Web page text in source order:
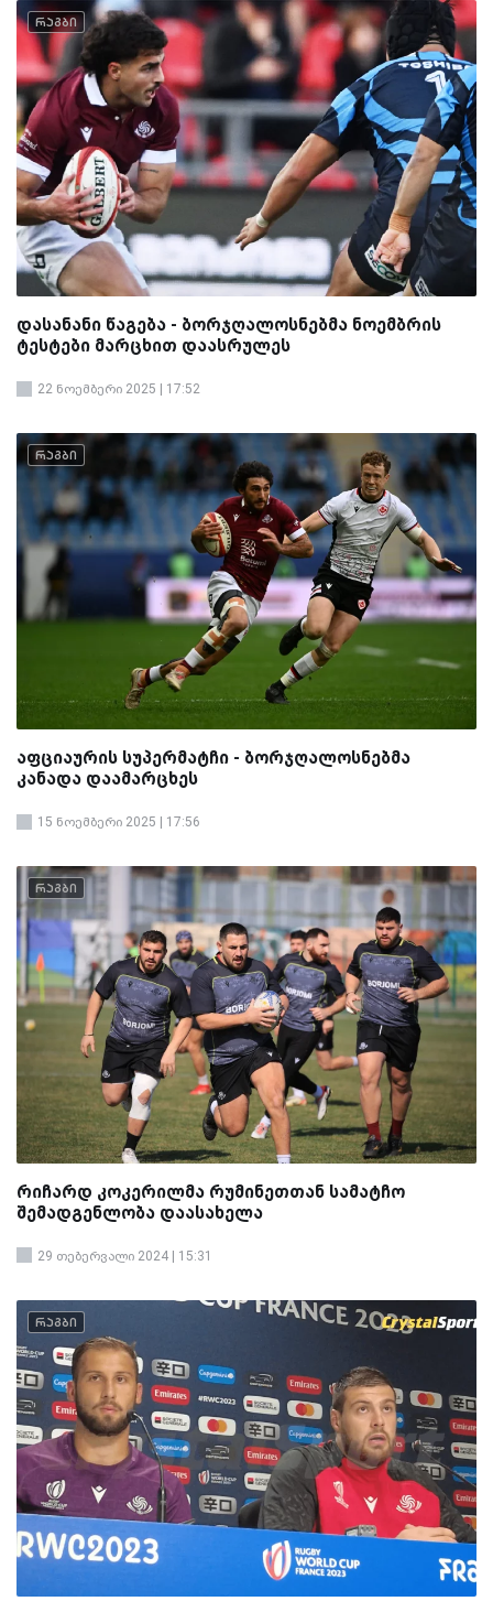
რაგბი
დასანანი წაგება - ბორჯღალოსნებმა ნოემბრის
ტესტები მარცხით დაასრულეს
22 ნოემბერი 2025 | 17:52
რაგბი
აფციაურის სუპერმატჩი - ბორჯღალოსნებმა
კანადა დაამარცხეს
15 ნოემბერი 2025 | 17:56
რაგბი
რიჩარდ კოკერილმა რუმინეთთან სამატჩო
შემადგენლობა დაასახელა
29 თებერვალი 2024 | 15:31
რაგბი